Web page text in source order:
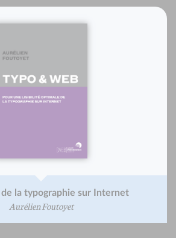
de la typographie sur Internet
Aurélien Foutoyet